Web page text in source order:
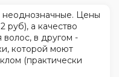
неоднозначные. Цены
руб), а качество
в другом -
которой моют
(практически